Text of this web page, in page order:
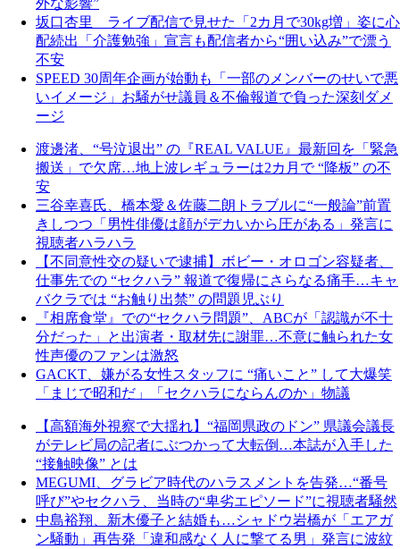
外な影響”
坂口杏里 ライブ配信で見せた「2カ月で30kg増」姿に心
配続出「介護勉強」宣言も配信者から“囲い込み”で漂う
不安
SPEED 30周年企画が始動も「一部のメンバーのせいで悪
いイメージ」お騒がせ議員＆不倫報道で負った深刻ダメ
ージ
渡邊渚、“号泣退出” の『REAL VALUE』最新回を「緊急
搬送」で欠席…地上波レギュラーは2カ月で “降板” の不
安
三谷幸喜氏、橋本愛＆佐藤二朗トラブルに“一般論”前置
きしつつ「男性俳優は顔がデカいから圧がある」発言に
視聴者ハラハラ
【不同意性交の疑いで逮捕】ボビー・オロゴン容疑者、
仕事先での “セクハラ” 報道で復帰にさらなる痛手…キャ
バクラでは “お触り出禁” の問題児ぶり
『相席食堂』での“セクハラ問題”、ABCが「認識が不十
分だった」と出演者・取材先に謝罪…不意に触られた女
性声優のファンは激怒
GACKT、嫌がる女性スタッフに “痛いこと” して大爆笑
「まじで昭和だ」「セクハラにならんのか」物議
【高額海外視察で大揺れ】“福岡県政のドン” 県議会議長
がテレビ局の記者にぶつかって大転倒…本誌が入手した
“接触映像” とは
MEGUMI、グラビア時代のハラスメントを告発…“番号
呼び”やセクハラ、当時の“卑劣エピソード”に視聴者騒然
中島裕翔、新木優子と結婚も…シャドウ岩橋が「エアガ
ン騒動」再告発「違和感なく人に撃てる男」発言に波紋